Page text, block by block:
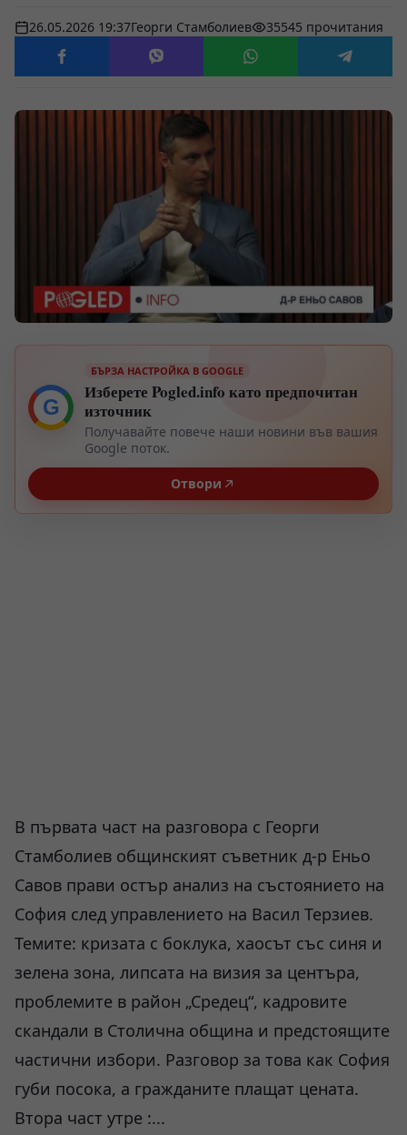
26.05.2026 19:37Георги Стамболиев 35545 прочитания
G
БЪРЗА НАСТРОЙКА В GOOGLE
Изберете Pogled.info като предпочитан
източник
Получавайте повече наши новини във вашия
Google поток.
Отвори
В първата част на разговора с Георги
Стамболиев общинският съветник д-р Еньо
Савов прави остър анализ на състоянието на
София след управлението на Васил Терзиев.
Темите: кризата с боклука, хаосът със синя и
зелена зона, липсата на визия за центъра,
проблемите в район „Средец“, кадровите
скандали в Столична община и предстоящите
частични избори. Разговор за това как София
губи посока, а гражданите плащат цената.
Втора част утре :...